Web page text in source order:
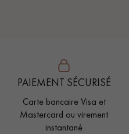
PAIEMENT SÉCURISÉ
Carte bancaire Visa et
Mastercard ou virement
instantané